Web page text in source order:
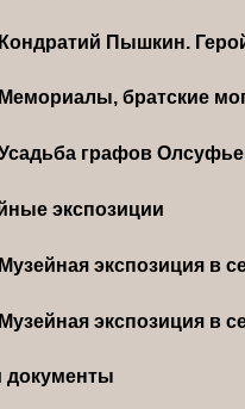
Кондратий Пышкин.
Мемориалы, братские
графов
экспозиции
Музейная экспозиция в
Музейная экспозиция в
документы